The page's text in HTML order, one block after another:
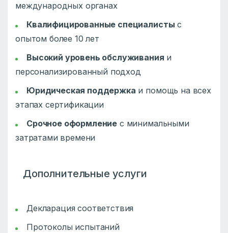
международных органах
Квалифицированные специалисты с
опытом более 10 лет
Высокий уровень обслуживания и
персонализированный подход
Юридическая поддержка и помощь на всех
этапах сертификации
Срочное оформление с минимальными
затратами времени
Дополнительные услуги
Декларация соответствия
Протоколы испытаний